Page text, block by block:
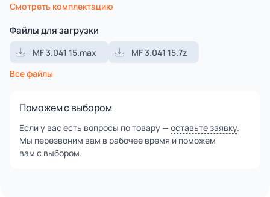
Смотреть комплектацию
Файлы для загрузки
MF 3.041 15.max
MF 3.041 15.7z
Все файлы
Поможем с выбором
Если у вас есть вопросы по товару — оставьте заявку.
Мы перезвоним вам в рабочее время и поможем
вам с выбором.